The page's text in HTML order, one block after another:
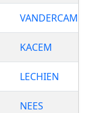
VANDERCAM
KACEM
LECHIEN
NEES